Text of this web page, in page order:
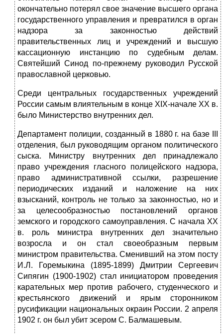
окончательно потерял свое значение высшего органа
государственного управления и превратился в орган
надзора за законностью действий
правительственных лиц и учреждений и высшую
кассационную инстанцию по судебным делам.
Святейший Синод по-прежнему руководил Русской
православной церковью.
Среди центральных государственных учреждений
России самым влиятельным в конце XIX-начале XX в.
было Министерство внутренних дел.
Департамент полиции, созданный в 1880 г. на базе III
отделения, был руководящим органом политического
сыска. Министру внутренних дел принадлежало
право учреждения гласного полицейского надзора,
право административной ссылки, разрешение
периодических изданий и наложение на них
взысканий, контроль не только за законностью, но и
за целесообразностью постановлений органов
земского и городского самоуправления. С начала XX
в. роль министра внутренних дел значительно
возросла и он стал своеобразным первым
министром правительства. Сменивший на этом посту
И.Л. Горемыкина (1895-1899) Дмитрии Сергеевич
Сипягин (1900-1902) стал инициатором проведения
карательных мер против рабочего, студенческого и
крестьянского движений и ярым сторонником
русификации национальных окраин России. 2 апреля
1902 г. он был убит эсером С. Балмашевым.